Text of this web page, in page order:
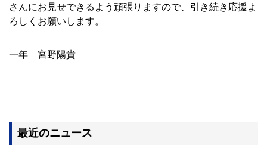
さんにお見せできるよう頑張りますので、引き続き応援よ
ろしくお願いします。
一年 宮野陽貴
最近のニュース